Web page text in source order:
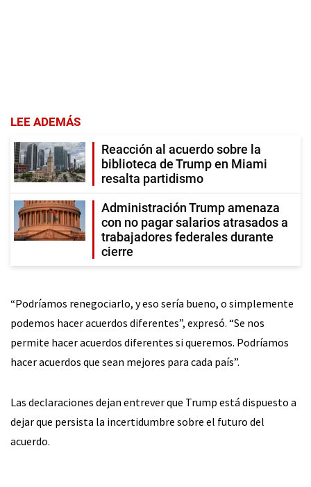
LEE ADEMÁS
Reacción al acuerdo sobre la
biblioteca de Trump en Miami
resalta partidismo
Administración Trump amenaza
con no pagar salarios atrasados a
trabajadores federales durante
cierre
“Podríamos renegociarlo, y eso sería bueno, o simplemente
podemos hacer acuerdos diferentes”, expresó. “Se nos
permite hacer acuerdos diferentes si queremos. Podríamos
hacer acuerdos que sean mejores para cada país”.
Las declaraciones dejan entrever que Trump está dispuesto a
dejar que persista la incertidumbre sobre el futuro del
acuerdo.